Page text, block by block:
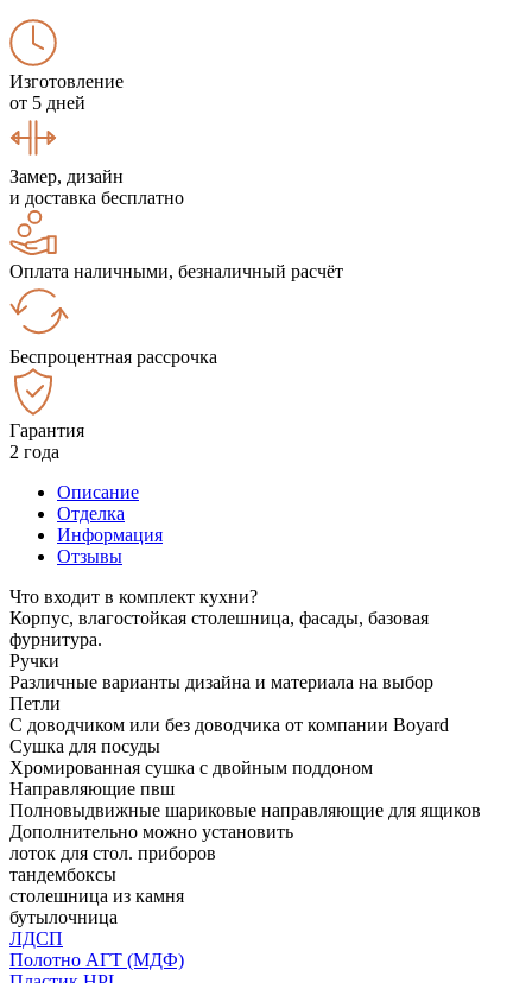
Изготовление
от 5 дней
Замер, дизайн
и доставка бесплатно
Оплата наличными, безналичный расчёт
Беспроцентная рассрочка
Гарантия
2 года
Описание
Отделка
Информация
Отзывы
Что входит в комплект кухни?
Корпус, влагостойкая столешница, фасады, базовая
фурнитура.
Ручки
Различные варианты дизайна и материала на выбор
Петли
С доводчиком или без доводчика от компании Boyard
Сушка для посуды
Хромированная сушка с двойным поддоном
Направляющие пвш
Полновыдвижные шариковые направляющие для ящиков
Дополнительно можно установить
лоток для стол. приборов
тандембоксы
столешница из камня
бутылочница
ЛДСП
Полотно АГТ (МДФ)